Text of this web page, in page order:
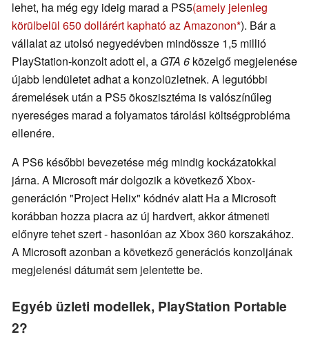
lehet, ha még egy ideig marad a PS5(amely jelenleg
körülbelül 650 dollárért kapható az Amazonon ). Bár a
vállalat az utolsó negyedévben mindössze 1,5 millió
PlayStation-konzolt adott el, a GTA 6 közelgő megjelenése
újabb lendületet adhat a konzolüzletnek. A legutóbbi
áremelések után a PS5 ökoszisztéma is valószínűleg
nyereséges marad a folyamatos tárolási költségprobléma
ellenére.
A PS6 későbbi bevezetése még mindig kockázatokkal
járna. A Microsoft már dolgozik a következő Xbox-
generáción "Project Helix" kódnév alatt Ha a Microsoft
korábban hozza piacra az új hardvert, akkor átmeneti
előnyre tehet szert - hasonlóan az Xbox 360 korszakához.
A Microsoft azonban a következő generációs konzoljának
megjelenési dátumát sem jelentette be.
Egyéb üzleti modellek, PlayStation Portable
2?